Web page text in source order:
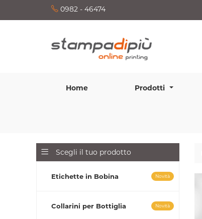
0982 - 46474
Home Prodotti
Scegli il tuo prodotto
Etichette in Bobina Novità
Collarini per Bottiglia Novità